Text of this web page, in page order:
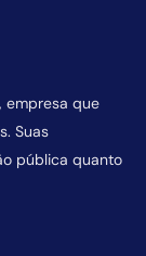
empresa que
Suas
pública quanto